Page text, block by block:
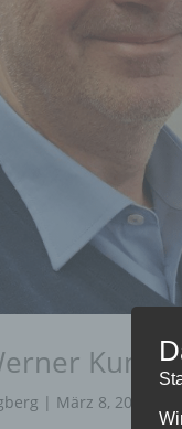
Kunz
| März 8, 2022